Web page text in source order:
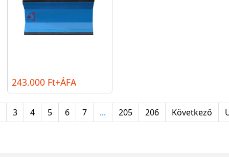
243.000 Ft+ÁFA
3 4 5 6 7 ... 205 206 Következő